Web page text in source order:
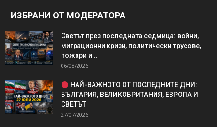
ИЗБРАНИ ОТ МОДЕРАТОРА
Светът през последната седмица: войни,
миграционни кризи, политически трусове,
пожари и...
06/08/2026
НАЙ-ВАЖНОТО ОТ ПОСЛЕДНИТЕ ДНИ:
БЪЛГАРИЯ, ВЕЛИКОБРИТАНИЯ, ЕВРОПА И
СВЕТЪТ
27/07/2026